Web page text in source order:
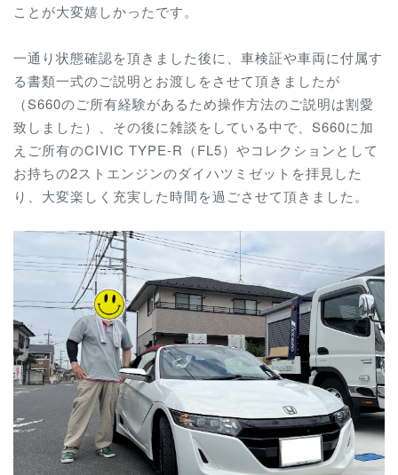
ことが大変嬉しかったです。
一通り状態確認を頂きました後に、車検証や車両に付属す
る書類一式のご説明とお渡しをさせて頂きましたが
（S660のご所有経験があるため操作方法のご説明は割愛
致しました）、その後に雑談をしている中で、S660に加
えご所有のCIVIC TYPE-R（FL5）やコレクションとして
お持ちの2ストエンジンのダイハツミゼットを拝見した
り、大変楽しく充実した時間を過ごさせて頂きました。